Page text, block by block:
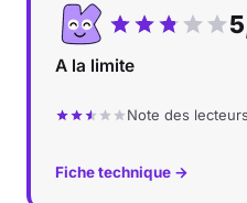
A la limite
Note des
Fiche technique →